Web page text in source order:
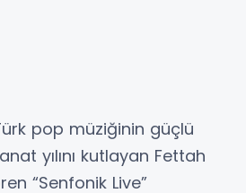
pop müziğinin güçlü
yılını kutlayan Fettah
“Senfonik Live”